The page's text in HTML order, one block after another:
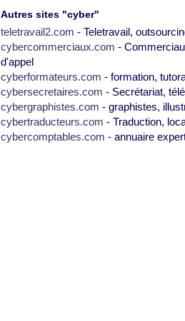
Autres sites "cyber"
teletravail2.com - Teletravail,
cybercommerciaux.com -
d'appel
cyberformateurs.com - formation,
cybersecretaires.com - Secrétariat,
cybergraphistes.com - graphistes,
cybertraducteurs.com - Traduction,
cybercomptables.com - annuaire